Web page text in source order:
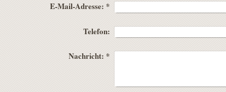
E-Mail-Adresse: *
Telefon:
Nachricht: *